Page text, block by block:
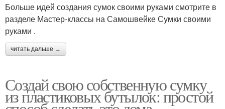
Больше идей создания сумок своими руками смотрите в
разделе Мастер-классы на Самошвейке Сумки своими
руками .
читать дальше →
Создай свою собственную сумку
из пластиковых бутылок: простой